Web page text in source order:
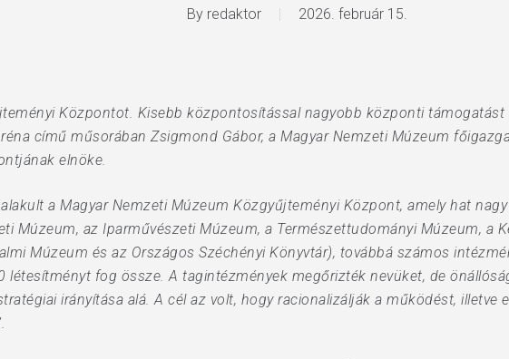
By redaktor 2026. február 15.
Központot. Kisebb központosítással nagyobb központi
című műsorában Zsigmond Gábor, a Magyar Nemzeti Múzeum
elnöke.
a Magyar Nemzeti Múzeum Közgyűjteményi Központ, amely hat
Múzeum, az Iparművészeti Múzeum, a Természettudományi Múzeum, a
Múzeum és az Országos Széchényi Könyvtár), továbbá számos
létesítményt fog össze. A tagintézmények megőrizték nevüket, de
irányítása alá. A cél az volt, hogy racionalizálják a működést, illetve